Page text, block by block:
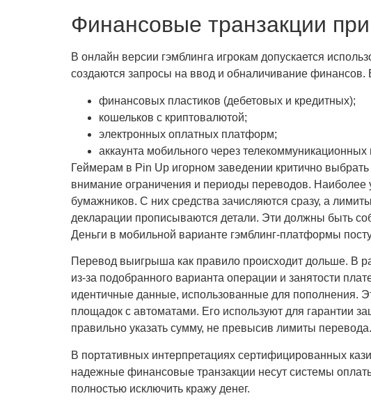
Финансовые транзакции
В онлайн версии гэмблинга игрокам допускается
создаются запросы на ввод и обналичивание
финансовых пластиков (дебетовых и кредитных);
кошельков с криптовалютой;
электронных оплатных платформ;
аккаунта мобильного через
Геймерам в Pin Up игорном заведении критично
внимание ограничения и периоды переводов.
бумажников. С них средства зачисляются сразу, а
декларации прописываются детали. Эти должны быть
Деньги в мобильной варианте гэмблинг-платформы
Перевод выигрыша как правило происходит дольше. В
из-за подобранного варианта операции и занятости
идентичные данные, использованные для пополнения.
площадок с автоматами. Его используют для гарантии
правильно указать сумму, не превысив лимиты перевода.
В портативных интерпретациях сертифицированных
надежные финансовые транзакции несут системы
полностью исключить кражу денег.